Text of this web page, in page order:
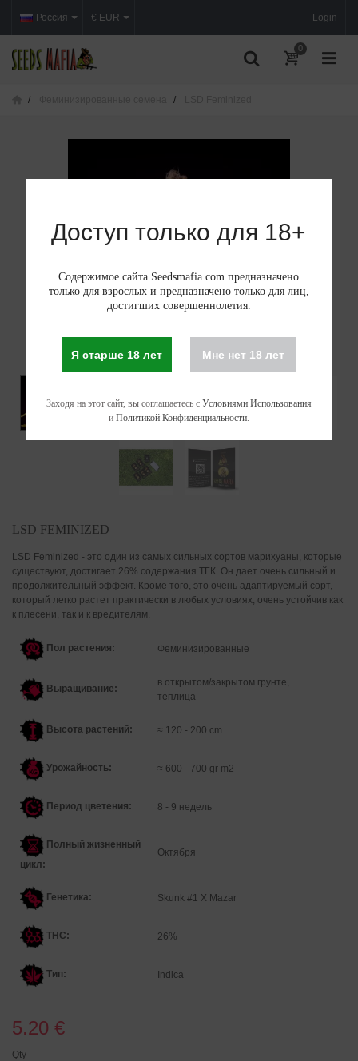
Россия Login
€ EUR
0
LSD FEMINIZED
LSD Feminized - это один из самых сильных сортов марихуаны, которые
существуют, достигает 26% содержания ТГК. Он дает очень сильный и
продолжительный эффект. Кроме того, это очень адаптируемый сорт,
который легко растет практически в любых условиях, очень устойчив как
к плесени, так и к вредителям.
Пол растения: Феминизированные
Выращивание:
в открытом/закрытом грунте,
теплица
Высота растений: ≈ 120 - 200 cm
Урожайность: ≈ 600 - 700 gr m2
Период цветения: 8 - 9 недель
Полный жизненный
цикл:
Октября
Генетика: Skunk #1 X Mazar
THC: 26%
Тип: Indica
5.20 €
Qty
Доступ только для 18+
Содержимое сайта Seedsmafia.com предназначено
только для взрослых и предназначено только для лиц,
достигших совершеннолетия.
Я старше 18 лет Мне нет 18 лет
Заходя на этот сайт, вы соглашаетесь с Условиями Использования
и Политикой Конфиденциальности.